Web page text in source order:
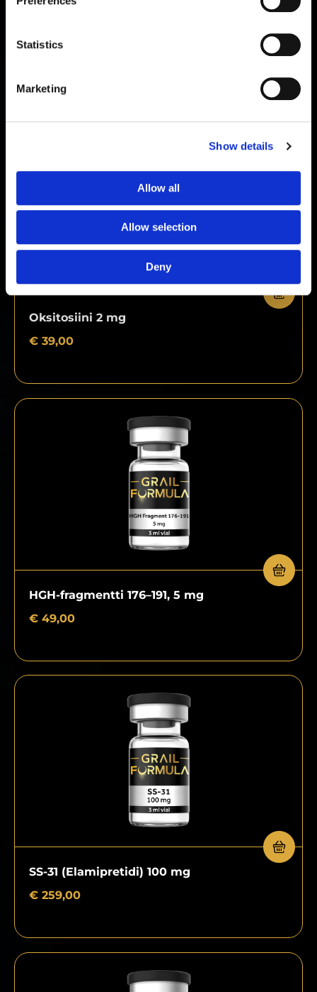
Statistics
Marketing
Show details
Allow all
Allow selection
Deny
Pinealon 20 mg
Oksitosiini 2 mg
€ 39,00
HGH-fragmentti 176–191, 5 mg
€ 49,00
SS-31 (Elamipretidi) 100 mg
€ 259,00